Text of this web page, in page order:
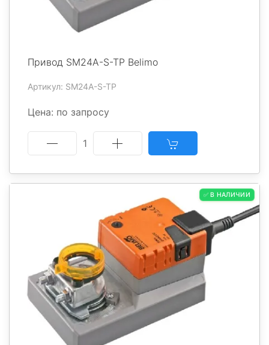
Привод SM24A-S-TP Belimo
Артикул: SM24A-S-TP
Цена: по запросу
1
✅ В НАЛИЧИИ